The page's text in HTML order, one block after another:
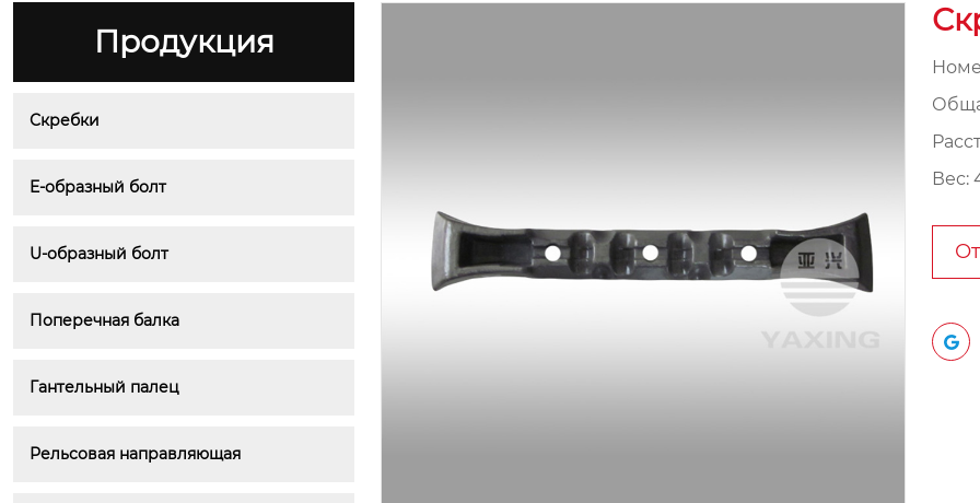
Продукция
Скребки
E-образный болт
U-образный болт
Поперечная балка
Гантельный палец
Рельсовая направляющая
Вес: